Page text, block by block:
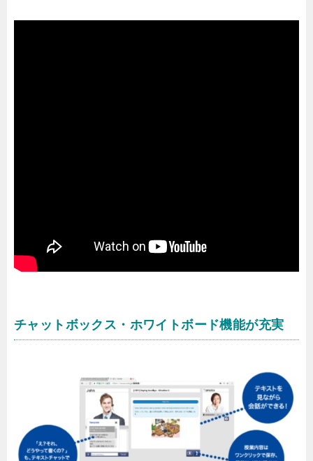
チャットボックス・ホワイトボード機能が充実